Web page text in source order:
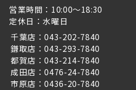
営業時間：10:00～18:30
定休日：水曜日
千葉店：043-202-7840
鎌取店：043-293-7840
都賀店：043-214-7840
成田店：0476-24-7840
市原店：0436-20-7840